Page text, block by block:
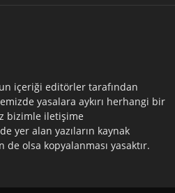
içeriği editörler tarafından
yasalara aykırı herhangi bir
bizimle iletişime
yer alan yazıların kaynak
de olsa kopyalanması yasaktır.